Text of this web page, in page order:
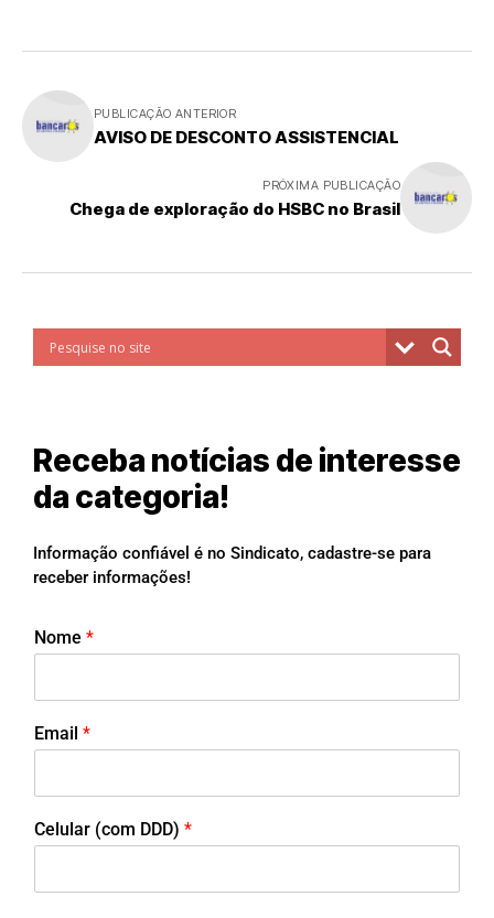
PUBLICAÇÃO ANTERIOR
AVISO DE DESCONTO ASSISTENCIAL
PRÓXIMA PUBLICAÇÃO
Chega de exploração do HSBC no Brasil
Receba notícias de interesse
da categoria!
Informação confiável é no Sindicato, cadastre-se para
receber informações!
Nome *
Email *
Celular (com DDD) *